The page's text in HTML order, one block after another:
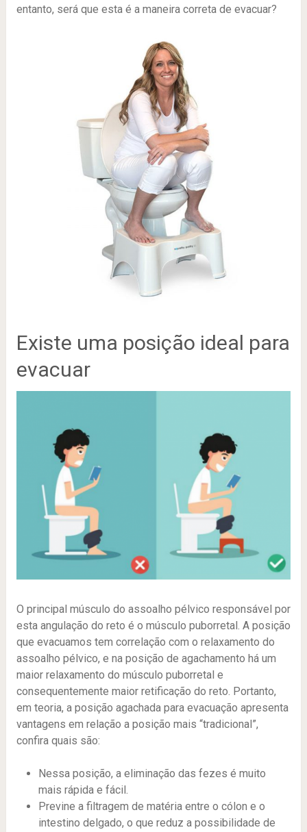
entanto, será que esta é a maneira correta de evacuar?
Existe uma posição ideal para
evacuar
O principal músculo do assoalho pélvico responsável por
esta angulação do reto é o músculo puborretal. A posição
que evacuamos tem correlação com o relaxamento do
assoalho pélvico, e na posição de agachamento há um
maior relaxamento do músculo puborretal e
consequentemente maior retificação do reto. Portanto,
em teoria, a posição agachada para evacuação apresenta
vantagens em relação a posição mais “tradicional”,
confira quais são:
Nessa posição, a eliminação das fezes é muito
mais rápida e fácil.
Previne a filtragem de matéria entre o cólon e o
intestino delgado, o que reduz a possibilidade de